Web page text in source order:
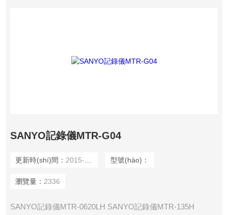
SANYO記錄儀MTR-G04
更新時(shí)間： 2015-12-09 型號(hào)：
瀏覽量： 2336
SANYO記錄儀MTR-0620LH SANYO記錄儀MTR-135H